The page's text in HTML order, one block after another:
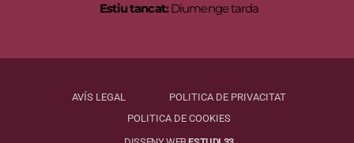
Estiu tancat:Diumenge tarda
AVÍS LEGAL
POLITICA DE PRIVACITAT
POLITICA DE COOKIES